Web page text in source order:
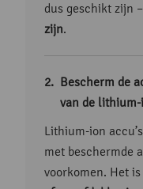
dus geschikt zijn –
zijn.
Bescherm de
van de
Lithium-ion
met beschermde
voorkomen. Het